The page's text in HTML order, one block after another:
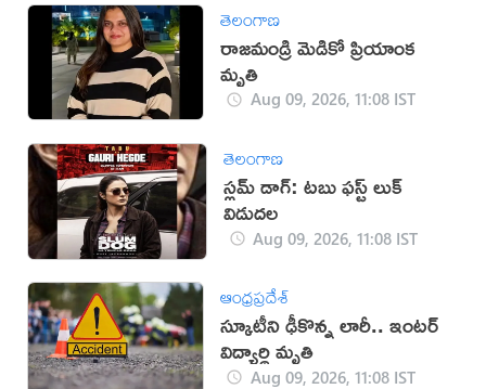
తెలంగాణ
రాజమండ్రి మెడికో ప్రియాంక
మృతి
Aug 09, 2026, 11:08 IST
తెలంగాణ
స్లమ్ డాగ్: టబు ఫస్ట్ లుక్
విడుదల
Aug 09, 2026, 11:08 IST
ఆంధ్రప్రదేశ్
స్కూటీని ఢీకొన్న లారీ.. ఇంటర్‌
విద్యార్థి మృతి
Aug 09, 2026, 11:08 IST